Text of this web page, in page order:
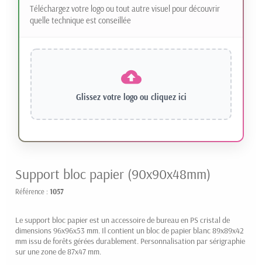
Téléchargez votre logo ou tout autre visuel pour découvrir
quelle technique est conseillée
Glissez votre logo ou cliquez ici
Support bloc papier (90x90x48mm)
Référence : 1057
Le support bloc papier est un accessoire de bureau en PS cristal de
dimensions 96x96x53 mm. Il contient un bloc de papier blanc 89x89x42
mm issu de forêts gérées durablement. Personnalisation par sérigraphie
sur une zone de 87x47 mm.